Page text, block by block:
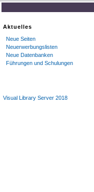
Aktuelles
Neue Seiten
Neuerwerbungslisten
Neue Datenbanken
Führungen und Schulungen
Visual Library Server 2018